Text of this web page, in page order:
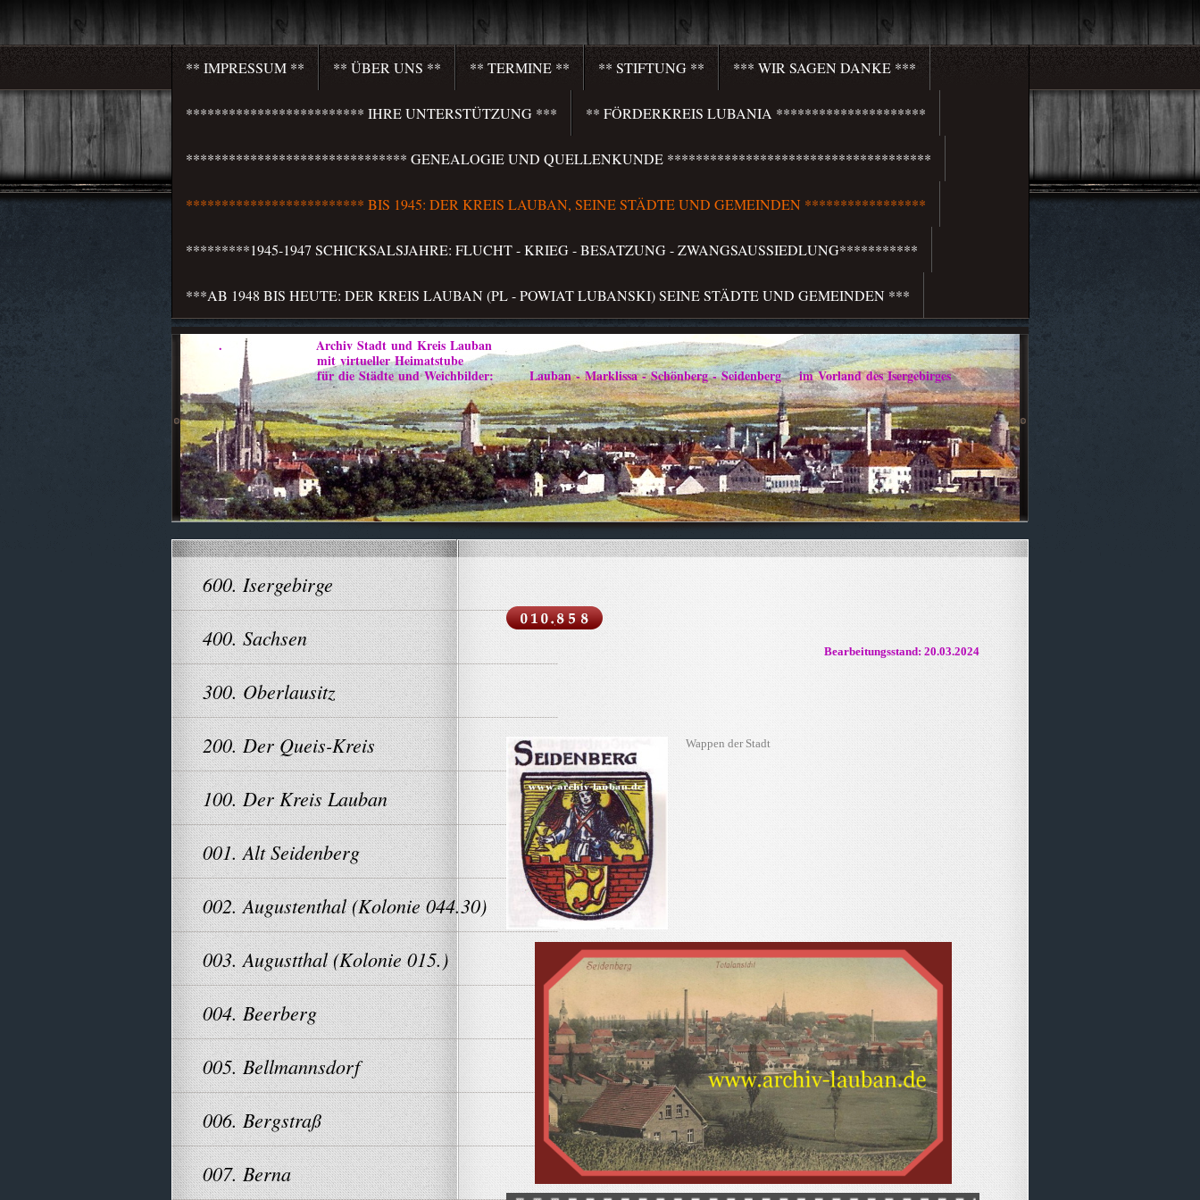
** IMPRESSUM ** ** ÜBER UNS ** ** TERMINE ** ** STIFTUNG ** *** WIR SAGEN DANKE ***
************************* IHRE UNTERSTÜTZUNG *** ** FÖRDERKREIS LUBANIA *********************
******************************* GENEALOGIE UND QUELLENKUNDE *************************************
************************* BIS 1945: DER KREIS LAUBAN, SEINE STÄDTE UND GEMEINDEN *****************
*********1945-1947 SCHICKSALSJAHRE: FLUCHT - KRIEG - BESATZUNG - ZWANGSAUSSIEDLUNG***********
***AB 1948 BIS HEUTE: DER KREIS LAUBAN (PL - POWIAT LUBANSKI) SEINE STÄDTE UND GEMEINDEN ***
. Archiv Stadt und Kreis Lauban
mit virtueller Heimatstube
für die Städte und Weichbilder: Lauban - Marklissa - Schönberg - Seidenberg im Vorland des Isergebirges
600. Isergebirge
400. Sachsen
300. Oberlausitz
200. Der Queis-Kreis
100. Der Kreis Lauban
001. Alt Seidenberg
002. Augustenthal (Kolonie 044.30)
003. Augustthal (Kolonie 015.)
004. Beerberg
005. Bellmannsdorf
006. Bergstraß
007. Berna
Bearbeitungsstand: 20.03.2024
Wappen der Stadt